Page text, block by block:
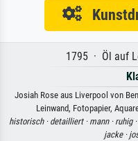
1795 · Öl auf
Josiah Rose aus Liverpool von
Leinwand, Fotopapier,
historisch · detailliert · mann · ruhig ·
jacke ·